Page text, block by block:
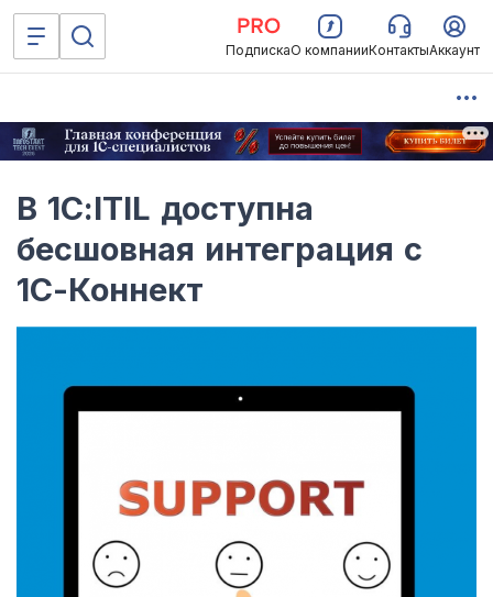
ПодпискаО компанииКонтактыАккаунт
В 1С:ITIL доступна
бесшовная интеграция с
1С-Коннект